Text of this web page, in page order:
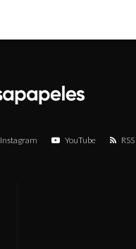
Instagram YouTube RSS